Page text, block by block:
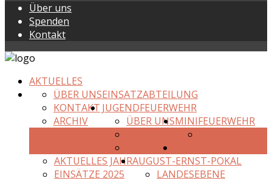
Über uns
Spenden
Kontakt
AKTUELLES
EINSATZABTEILUNG
ÜBER UNS
KONTAKT
ARCHIV
JUGENDFEUERWEHR
ÜBER UNSMINIFEUERWEHR
AKTUELLES JAHR
EINSÄTZE 2025
AUGUST-ERNST-POKAL
LANDESEBENE